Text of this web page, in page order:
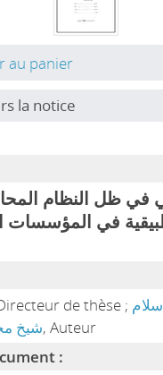
au panier
la notice
في ظل النظام
في المؤسسات
de thèse ;
شيخ, Auteur
: